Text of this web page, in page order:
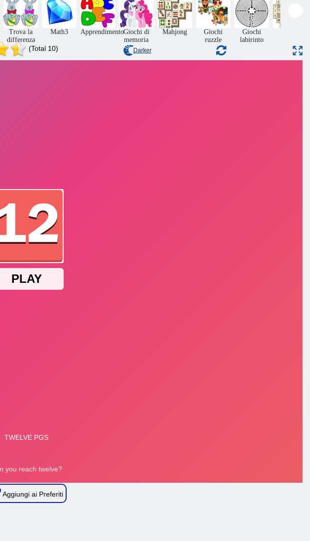
Nonogramma GeoVex Kris Mahjong
Fireboy and
Watergirl 4:
Tempio di
Cristallo
Trova la
differenza
Math3 ApprendimentoGiochi di
memoria
Mahjong
Giochi
ruzzle
Giochi
labirinto
(Total 10) Darker
Aggiungi ai Preferiti